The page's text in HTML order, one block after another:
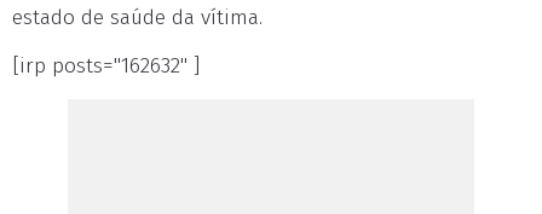
estado de saúde da vítima.
[irp posts="162632" ]